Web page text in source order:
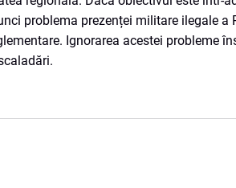
problema prezenței militare ilegale
Ignorarea acestei probleme